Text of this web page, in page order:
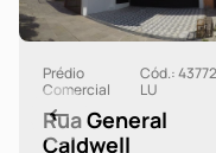
Prédio
Comercial
Cód.:
LU
Rua General
Caldwell